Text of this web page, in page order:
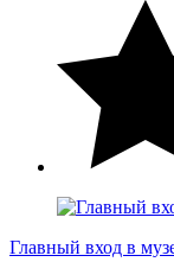
Главный вход в